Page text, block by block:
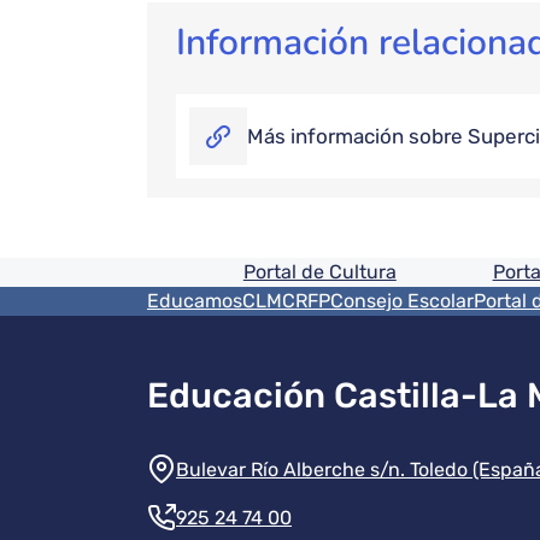
Información
Más información sobre
Pie de pagina
Portal de Cultura
Menú del pie
EducamosCLMCRFPConsejo EscolarPortal
Educación Castilla-La
Información de la
Bulevar Río Alberche s/n. Toledo
925 24 74 00